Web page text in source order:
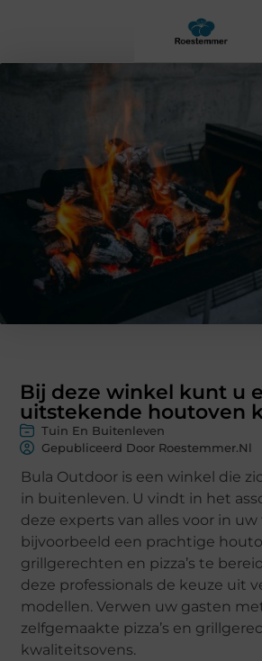
Bij deze winkel kunt u
uitstekende houtoven
Tuin En Buitenleven
Gepubliceerd Door Roestemmer.nl
Bula Outdoor is een winkel die
in buitenleven. U vindt in het
deze experts van alles voor in
bijvoorbeeld een prachtige
grillgerechten en pizza’s te
deze professionals de keuze uit
modellen. Verwen uw gasten
zelfgemaakte pizza’s en
kwaliteitsovens.